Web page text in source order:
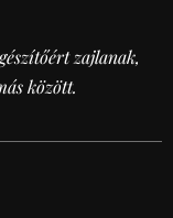
zajlanak,
között.